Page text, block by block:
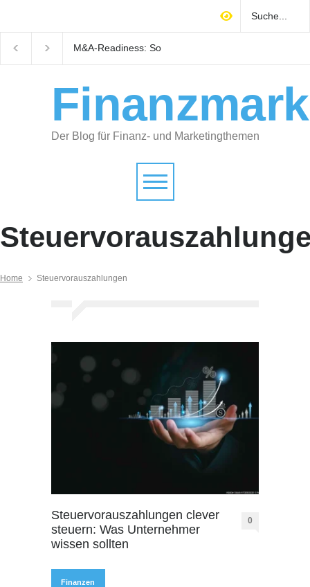
M&A-Readiness: So
Der Blog für Finanz- und Marketingthemen
Home Steuervorauszahlungen
Steuervorauszahlungen clever
steuern: Was Unternehmer
wissen sollten
0
Finanzen